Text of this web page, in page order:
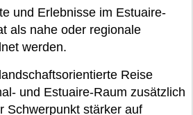
und Erlebnisse im Estuaire-
als nahe oder regionale
werden.
Reise
und Estuaire-Raum zusätzlich
Schwerpunkt stärker auf